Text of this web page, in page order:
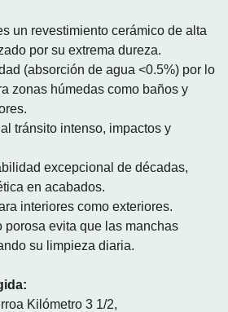
un revestimiento cerámico de alta
por su extrema dureza.
(absorción de agua <0.5%) por lo
zonas húmedas como baños y
tránsito intenso, impactos y
excepcional de décadas,
en acabados.
interiores como exteriores.
porosa evita que las manchas
su limpieza diaria.
Kilómetro 3 1/2,